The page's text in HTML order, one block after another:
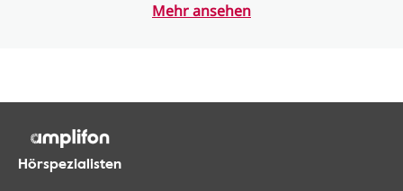
Mehr ansehen
Hörspezialisten